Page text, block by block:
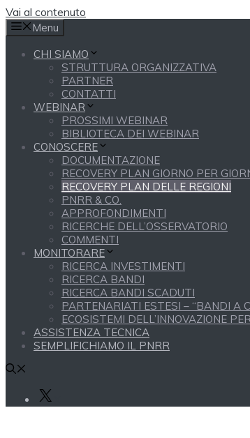
Vai al contenuto
Menu
CHI SIAMO
STRUTTURA ORGANIZZATIVA
PARTNER
CONTATTI
WEBINAR
PROSSIMI WEBINAR
BIBLIOTECA DEI WEBINAR
CONOSCERE
DOCUMENTAZIONE
RECOVERY PLAN GIORNO PER
RECOVERY PLAN DELLE REGIONI
PNRR & CO.
APPROFONDIMENTI
RICERCHE DELL’OSSERVATORIO
COMMENTI
MONITORARE
RICERCA INVESTIMENTI
RICERCA BANDI
RICERCA BANDI SCADUTI
PARTENARIATI ESTESI – “BANDI A
ECOSISTEMI DELL’INNOVAZIONE
ASSISTENZA TECNICA
SEMPLIFICHIAMO IL PNRR